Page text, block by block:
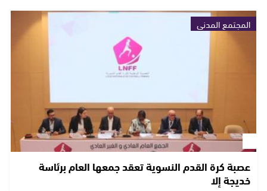
المجتمع المدني
عصبة كرة القدم النسوية تعقد جمعها العام برئاسة
خديجة إلا